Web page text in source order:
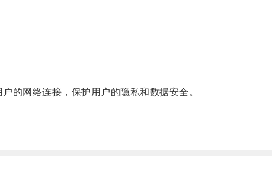
网络连接，保护用户的隐私和数据安全。